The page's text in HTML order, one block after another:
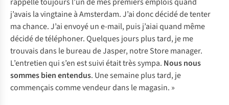
j’avais la vingtaine à Amsterdam. J’ai donc décidé de tenter
ma chance. J’ai envoyé un e-mail, puis j’aiai quand même
décidé de téléphoner. Quelques jours plus tard, je me
trouvais dans le bureau de Jasper, notre Store manager.
L’entretien qui s’en est suivi était très sympa. Nous nous
sommes bien entendus. Une semaine plus tard, je
commençais comme vendeur dans le magasin. »